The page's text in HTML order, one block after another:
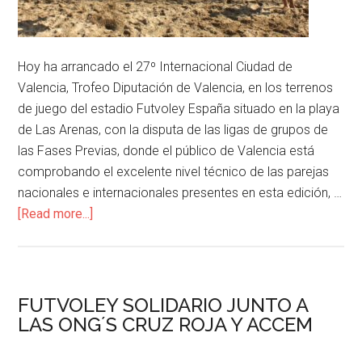
Hoy ha arrancado el 27º Internacional Ciudad de
Valencia, Trofeo Diputación de Valencia, en los terrenos
de juego del estadio Futvoley España situado en la playa
de Las Arenas, con la disputa de las ligas de grupos de
las Fases Previas, donde el público de Valencia está
comprobando el excelente nivel técnico de las parejas
nacionales e internacionales presentes en esta edición, …
[Read more...]
FUTVOLEY SOLIDARIO JUNTO A
LAS ONG´S CRUZ ROJA Y ACCEM